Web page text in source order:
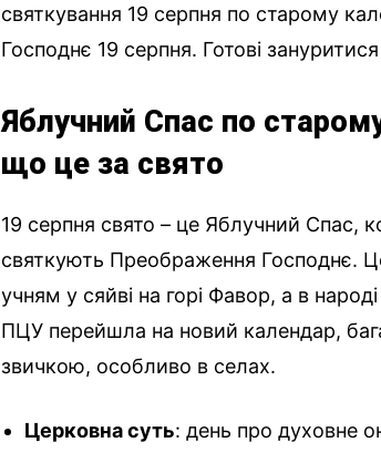
святкування 19 серпня по старому
Господнє 19 серпня. Готові
Яблучний Спас по
що це за свято
19 серпня свято – це Яблучний Спас,
святкують Преображення Господнє.
учням у сяйві на горі Фавор, а в
ПЦУ перейшла на новий календар,
звичкою, особливо в селах.
Церковна суть: день про духовне